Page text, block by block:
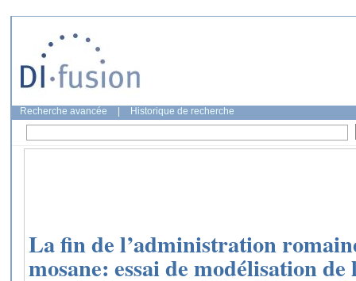
Recherche avancée Historique de recherche
La fin de l’administration
mosane: essai de modélisation